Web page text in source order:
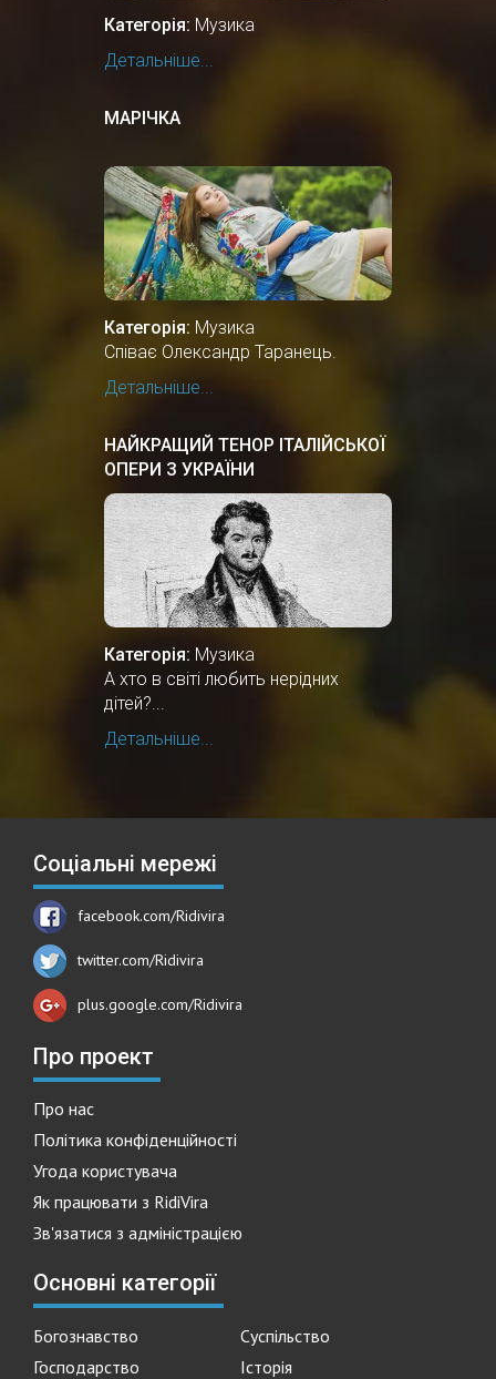
Категорія: Музика
Детальніше...
МАРІЧКА
Категорія: Музика
Співає Олександр Таранець.
Детальніше...
НАЙКРАЩИЙ ТЕНОР ІТАЛІЙСЬКОЇ
ОПЕРИ З УКРАЇНИ
Категорія: Музика
А хто в світі любить нерідних
дітей?...
Детальніше...
Соціальні мережі
facebook.com/Ridivira
twitter.com/Ridivira
plus.google.com/Ridivira
Про проект
Про нас
Політика конфіденційності
Угода користувача
Як працювати з RidiVira
Зв'язатися з адміністрацією
Основні категорії
Богознавство
Суспільство
Господарство
Історія